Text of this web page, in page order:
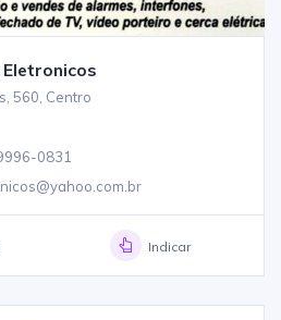
Eletronicos
560, Centro
0831
Indicar